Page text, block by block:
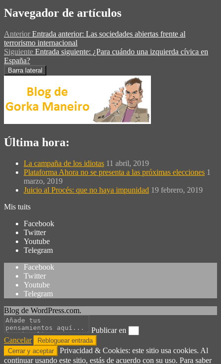
Navegador de artículos
Anterior Entrada anterior: Las sociedades abiertas frente al
terrorismo internacional
Siguiente Entrada siguiente: ¿Para cuándo una izquierda cívica en
España?
Barra lateral
Última hora:
La campaña de los idiotas 11 abril, 2019
Plataforma Ahora no se presenta a las próximas elecciones 1
marzo, 2019
Juicio al Procés: que no haya impunidad 19 febrero, 2019
Mis tuits
Facebook
Twitter
Youtube
Telegram
Facebook
Twitter
Youtube
Telegram
Blog de WordPress.com.
Publicar en
Cancelar
Privacidad & Cookies: este sitio usa cookies. Al
continuar usando este sitio, estás de acuerdo con su uso. Para saber